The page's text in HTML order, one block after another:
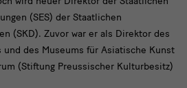
(SES) der Staatlichen
(SKD). Zuvor war er als Direktor des
und des Museums für Asiatische Kunst
(Stiftung Preussischer Kulturbesitz)